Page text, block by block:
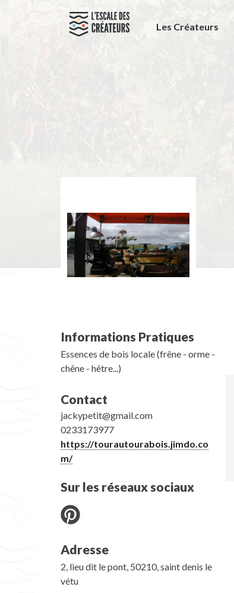
Les Créateurs
Informations Pratiques
Essences de bois locale (frêne - orme -
chêne - hêtre...)
Contact
jackypetit@gmail.com
0233173977
https://tourautourabois.jimdo.co
m/
Sur les réseaux sociaux
Adresse
2, lieu dit le pont, 50210, saint denis le
vétu